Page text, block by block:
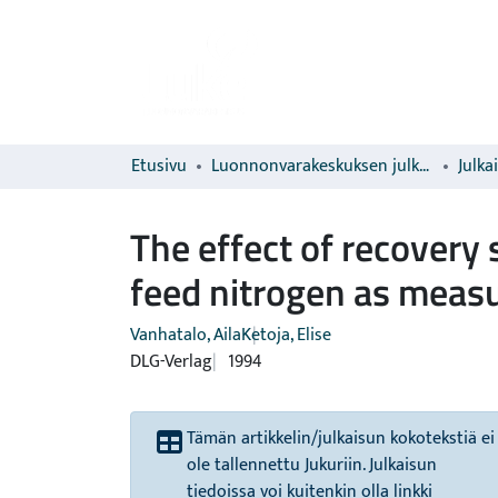
Etusivu Luonnonvarakeskuksen julkaisut
The effect of
feed nitrogen as
Vanhatalo, AilaKetoja, Elise
DLG-Verlag 1994
Tämän artikkelin/julkaisun kokotekstiä ei
ole tallennettu Jukuriin. Julkaisun
tiedoissa voi kuitenkin olla linkki